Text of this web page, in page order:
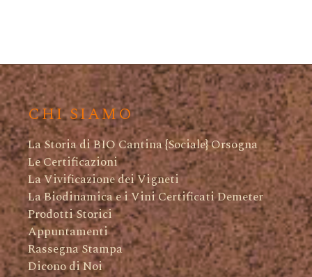
CHI SIAMO
La Storia di BIO Cantina {Sociale} Orsogna
Le Certificazioni
La Vivificazione dei Vigneti
La Biodinamica e i Vini Certificati Demeter
Prodotti Storici
Appuntamenti
Rassegna Stampa
Dicono di Noi